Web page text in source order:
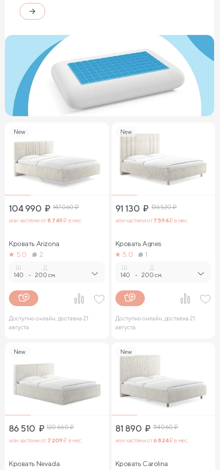
New
104 990 ₽ 147 060₽
или частями от 8 749₽ в мес.
Кровать Arizona
5.0
2
140 -
Д.
200 см.
Доступно онлайн, доставка 21
августа
New
91 130 ₽ 136 520₽
или частями от7 594₽ в мес.
Кровать Agnes
5.0
1
140 -
Д.
200 см.
Доступно онлайн, доставка 21
августа
New
86 510 ₽ 120 660₽
или частями от 7 209₽ в мес.
Кровать Nevada
New
81 890 ₽ 114 060₽
или частями от6 824₽ в мес.
Кровать Carolina